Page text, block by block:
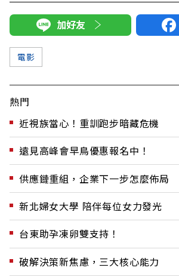
加好友
電影
熱門
近視族當心！重訓跑步暗藏危機
遠見高峰會早鳥優惠報名中！
供應鏈重組，企業下一步怎麼佈局
新北婦女大學 陪伴每位女力發光
台東助孕凍卵雙支持！
破解決策新焦慮，三大核心能力